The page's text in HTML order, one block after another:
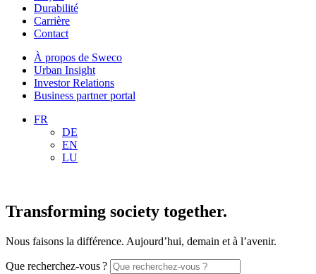
Durabilité
Carrière
Contact
À propos de Sweco
Urban Insight
Investor Relations
Business partner portal
FR
DE
EN
LU
Transforming society together.
Nous faisons la différence. Aujourd’hui, demain et à l’avenir.
Que recherchez-vous ?